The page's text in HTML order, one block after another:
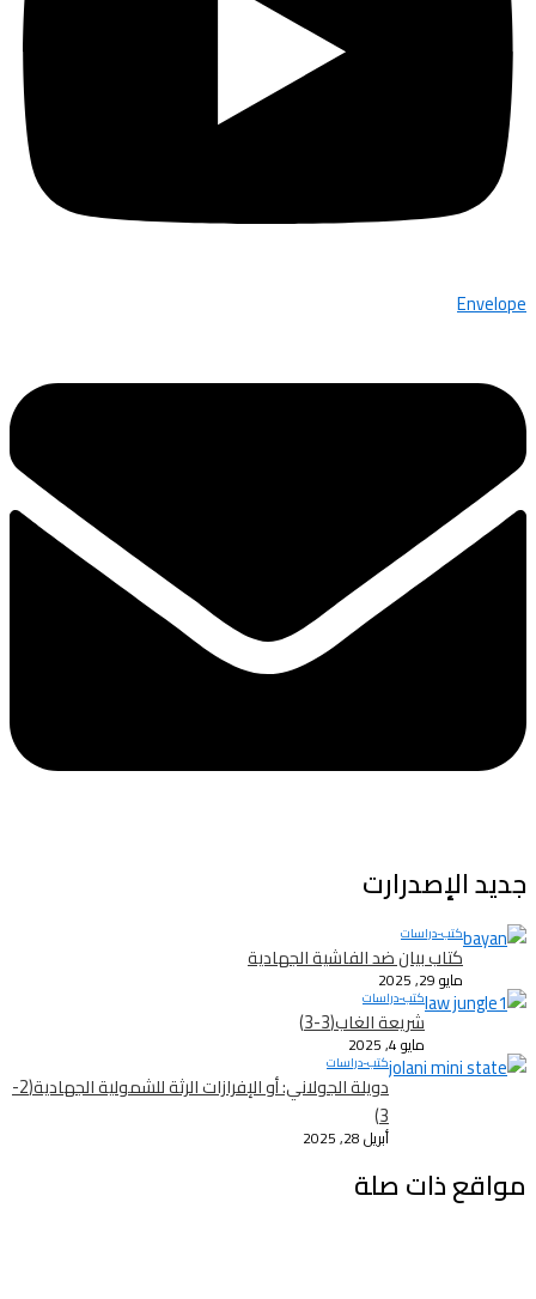
Envelope
جديد الإصدرارت
كتب-دراسات
كتاب بيان ضد الفاشية الجهادية
مايو 29, 2025
كتب-دراسات
شريعة الغاب(3-3)
مايو 4, 2025
كتب-دراسات
دويلة الجولاني: أو الإفرازات الرثة للشمولية الجهادية(2-
3)
أبريل 28, 2025
مواقع ذات صلة